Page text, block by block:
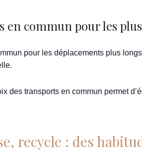
en commun pour les
pour les déplacements plus
des transports en commun permet
recycle : des